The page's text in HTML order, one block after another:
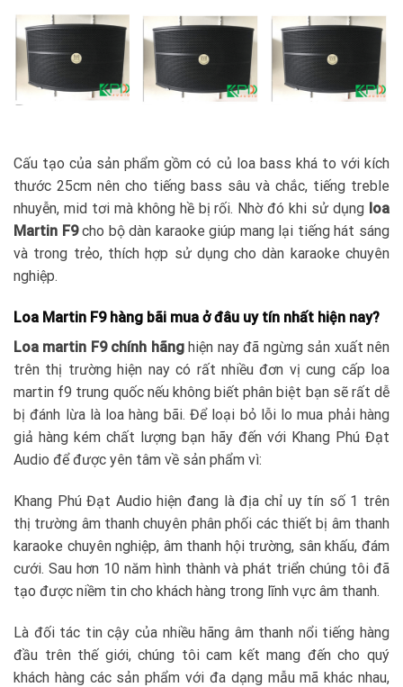
Cấu tạo của sản phẩm gồm có củ loa bass khá to với kích
thước 25cm nên cho tiếng bass sâu và chắc, tiếng treble
nhuyễn, mid tơi mà không hề bị rối. Nhờ đó khi sử dụng loa
Martin F9cho bộ dàn karaoke giúp mang lại tiếng hát sáng
và trong trẻo, thích hợp sử dụng cho dàn karaoke chuyên
nghiệp.
Loa Martin F9 hàng bãi mua ở đâu uy tín nhất hiện nay?
Loa martin F9 chính hãnghiện nay đã ngừng sản xuất nên
trên thị trường hiện nay có rất nhiều đơn vị cung cấp loa
martin f9 trung quốc nếu không biết phân biệt bạn sẽ rất dễ
bị đánh lừa là loa hàng bãi. Để loại bỏ lỗi lo mua phải hàng
giả hàng kém chất lượng bạn hãy đến với Khang Phú Đạt
Audio để được yên tâm về sản phẩm vì:
Khang Phú Đạt Audio hiện đang là địa chỉ uy tín số 1 trên
thị trường âm thanh chuyên phân phối các thiết bị âm thanh
karaoke chuyên nghiệp, âm thanh hội trường, sân khấu, đám
cưới. Sau hơn 10 năm hình thành và phát triển chúng tôi đã
tạo được niềm tin cho khách hàng trong lĩnh vực âm thanh.
Là đối tác tin cậy của nhiều hãng âm thanh nổi tiếng hàng
đầu trên thế giới, chúng tôi cam kết mang đến cho quý
khách hàng các sản phẩm với đa dạng mẫu mã khác nhau,